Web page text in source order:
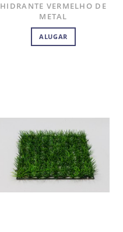
HIDRANTE VERMELHO DE
METAL
ALUGAR